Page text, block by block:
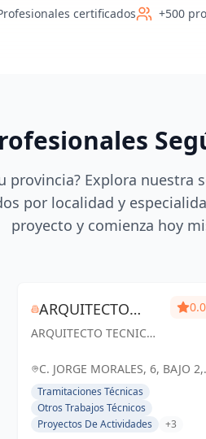
certificados +500
provincia? Explora nuestra
por localidad y
proyecto y comienza hoy
ARQUITECTO
TECNICO TMPRO
ARQUITECTO TECNICO
técnicas y creativas
ingeniería y
arquitectura en Jaén.
C. JORGE MORALES, 6, BAJO 2,
JAÉN, ESPAÑA, España
Tramitaciones Técnicas
Otros Trabajos Técnicos
Proyectos De Actividades
+3